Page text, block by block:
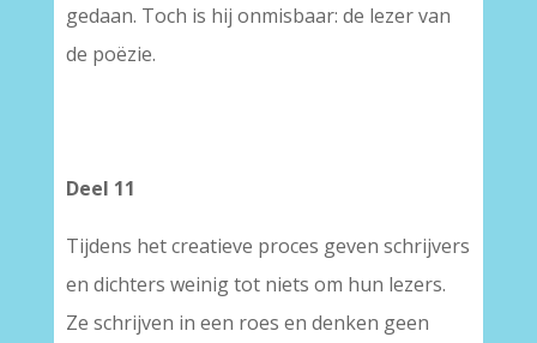
gedaan. Toch is hij onmisbaar: de lezer van
de poëzie.
Deel 11
Tijdens het creatieve proces geven schrijvers
en dichters weinig tot niets om hun lezers.
Ze schrijven in een roes en denken geen